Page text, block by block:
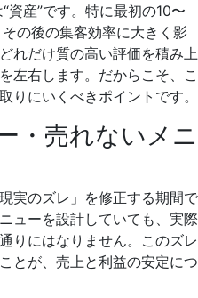
資産”です。特に最初の10〜
の後の集客効率に大きく影
れだけ質の高い評価を積み上
左右します。だからこそ、こ
りにいくべきポイントです。
売れないメニ
実のズレ」を修正する期間で
ューを設計していても、実際
りにはなりません。このズレ
とが、売上と利益の安定につ